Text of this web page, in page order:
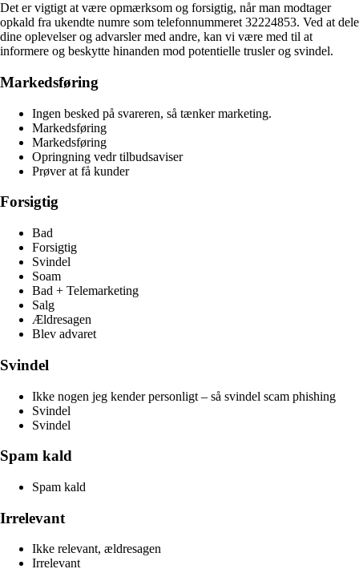
Det er vigtigt at være opmærksom og forsigtig, når man modtager
opkald fra ukendte numre som telefonnummeret 32224853. Ved at dele
dine oplevelser og advarsler med andre, kan vi være med til at
informere og beskytte hinanden mod potentielle trusler og svindel.
Markedsføring
Ingen besked på svareren, så tænker marketing.
Markedsføring
Markedsføring
Opringning vedr tilbudsaviser
Prøver at få kunder
Forsigtig
Bad
Forsigtig
Svindel
Soam
Bad + Telemarketing
Salg
Ældresagen
Blev advaret
Svindel
Ikke nogen jeg kender personligt – så svindel scam phishing
Svindel
Svindel
Spam kald
Spam kald
Irrelevant
Ikke relevant, ældresagen
Irrelevant